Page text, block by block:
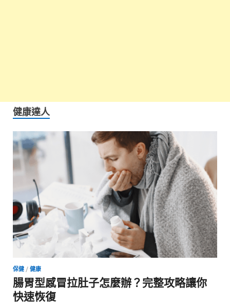
健康達人
保健 / 健康
腸胃型感冒拉肚子怎麼辦？完整攻略讓你
快速恢復